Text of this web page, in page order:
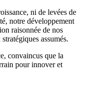
ni de levées de
notre développement
raisonnée de nos
assumés.
convaincus que la
pour innover et